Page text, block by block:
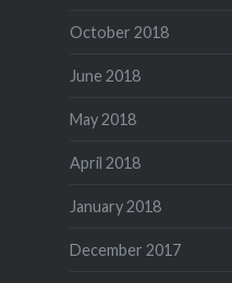
October 2018
June 2018
May 2018
April 2018
January 2018
December 2017